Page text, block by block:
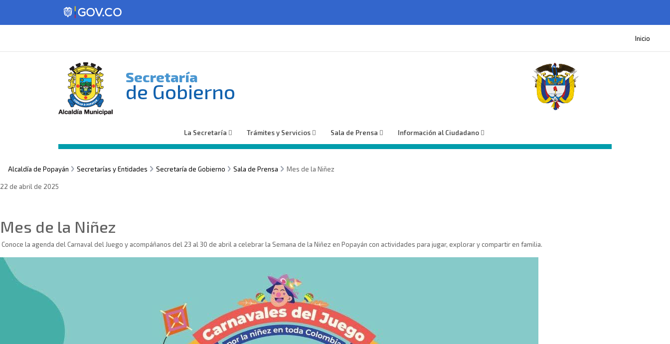
Inicio
Secretaría
de Gobierno
La Secretaría Trámites y Servicios Sala de Prensa Información al Ciudadano
Alcaldía de Popayán Secretarías y Entidades Secretaría de Gobierno Sala de Prensa Mes de la Niñez
22 de abril de 2025
Mes de la Niñez
Conoce la agenda del Carnaval del Juego y acompáñanos del 23 al 30 de abril a celebrar la Semana de la Niñez en Popayán con actividades para jugar, explorar y compartir en familia.